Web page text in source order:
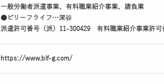
一般労働者派遣事業、有料職業紹介事業、請負業
●ビリーフライフ…深谷
派遣許可番号（派）11-300429 有料職業紹介事業許可
https://www.blf-g.com/